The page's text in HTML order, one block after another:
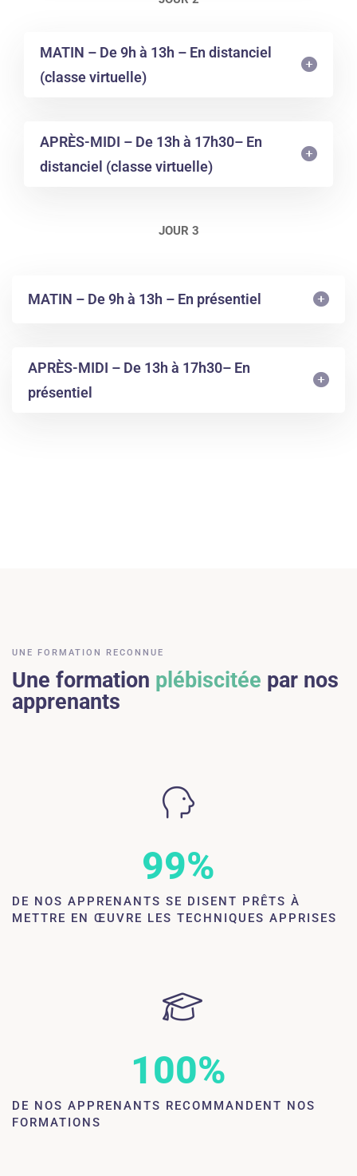
MATIN – De 9h à 13h – En distanciel
(classe virtuelle)
APRÈS-MIDI – De 13h à 17h30– En
distanciel (classe virtuelle)
JOUR 3
MATIN – De 9h à 13h – En présentiel
APRÈS-MIDI – De 13h à 17h30– En
présentiel
UNE FORMATION RECONNUE
Une formation plébiscitée par nos
apprenants
DE NOS APPRENANTS SE DISENT PRÊTS À
METTRE EN ŒUVRE LES TECHNIQUES APPRISES
99%
DE NOS APPRENANTS RECOMMANDENT NOS
FORMATIONS
100%